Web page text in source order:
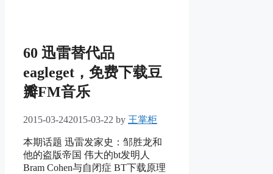
60 迅雷替代品
eagleget，免费下载豆
瓣FM音乐
2015-03-242015-03-22 by 王掌柜
本期话题 迅雷发家史：邹胜龙和
他的盗版帝国 伟大的bt发明人
Bram Cohen与自闭症 BT下载原理